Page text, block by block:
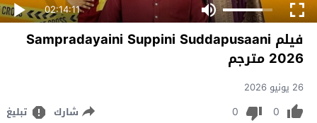
02:14:11
فيلم Sampradayaini Suppini Suddapusaani
2026 مترجم
26 يونيو 2026
0
0 شارك تبليغ